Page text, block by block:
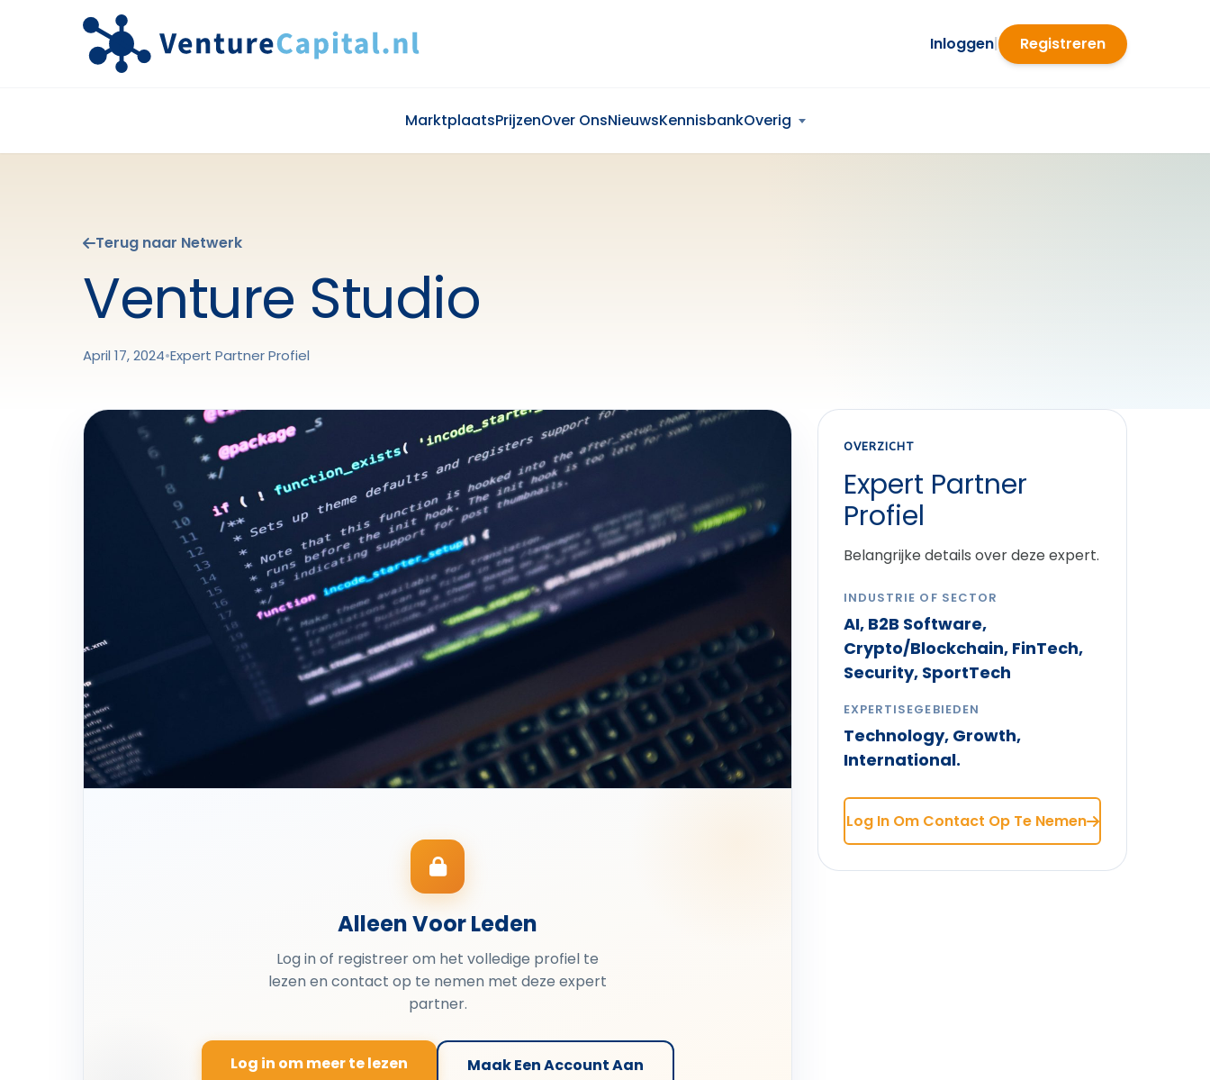
Inloggen| Registreren
MarktplaatsPrijzenOver OnsNieuwsKennisbankOverig
Terug naar Netwerk
Venture Studio
April 17, 2024•Expert Partner Profiel
Alleen Voor Leden
Log in of registreer om het volledige profiel te
lezen en contact op te nemen met deze expert
partner.
Log in om meer te lezen Maak Een Account Aan
OVERZICHT
Expert Partner
Profiel
Belangrijke details over deze expert.
INDUSTRIE OF SECTOR
AI, B2B Software,
Crypto/Blockchain, FinTech,
Security, SportTech
EXPERTISEGEBIEDEN
Technology, Growth,
International.
Log In Om Contact Op Te Nemen